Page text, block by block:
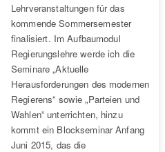
Lehrveranstaltungen für das
kommende Sommersemester
finalisiert. Im Aufbaumodul
Regierungslehre werde ich die
Seminare „Aktuelle
Herausforderungen des modernen
Regierens“ sowie „Parteien und
Wahlen“ unterrichten, hinzu
kommt ein Blockseminar Anfang
Juni 2015, das die